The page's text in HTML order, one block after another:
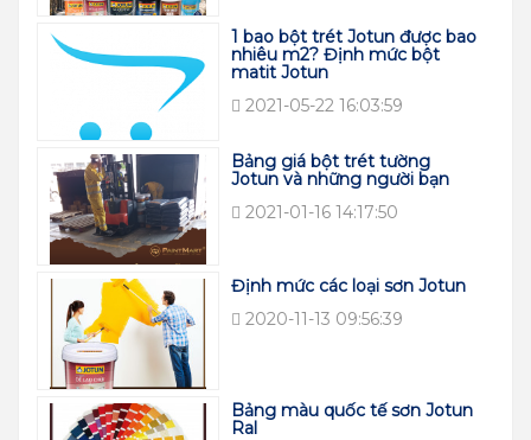
1 bao bột trét Jotun được bao
nhiêu m2? Định mức bột
matit Jotun
2021-05-22 16:03:59
Bảng giá bột trét tường
Jotun và những người bạn
2021-01-16 14:17:50
Định mức các loại sơn Jotun
2020-11-13 09:56:39
Bảng màu quốc tế sơn Jotun
Ral